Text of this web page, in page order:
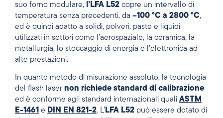
suo forno modulare, l’LFA L52 copre un intervallo di
temperatura senza precedenti, da –100 °C a 2800 °C,
ed è quindi adatto a solidi, polveri, paste e liquidi
utilizzati in settori come l’aerospaziale, la ceramica, la
metallurgia, lo stoccaggio di energia e l’elettronica ad
alte prestazioni.
In quanto metodo di misurazione assoluto, la tecnologia
del flash laser non richiede standard di calibrazione
ed è conforme agli standard internazionali quali ASTM
E-1461 e DIN EN 821-2. L’LFA L52 può essere dotato di